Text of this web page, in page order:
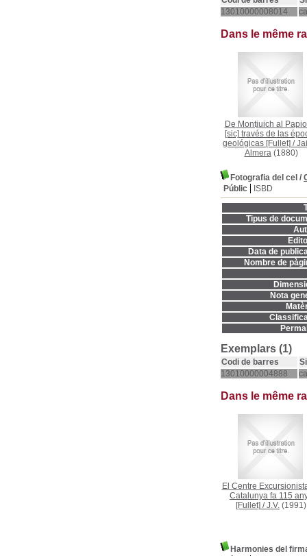
13010000008014
Dans le même
De Montjuich al
[sic] través de las
geológicas [Fullet] /
Almera(1880)
Fotografia del cel /
Públic
ISBD
Tipus de
Data de
Nombre de
Nota
Exemplars (1)
Codi de barres
13010000004888
Dans le même
El Centre
Catalunya fa 115
[Fullet] /J.V. (1991)
Harmonies del